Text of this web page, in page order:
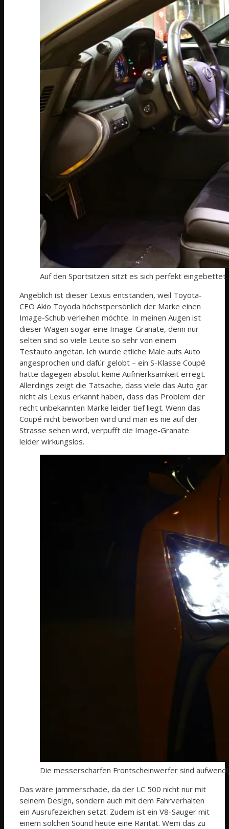
Auf den Sportsitzen sitzt es sich perfekt eingebettet.
Angeblich ist dieser Lexus entstanden, weil Toyota-
CEO Akio Toyoda höchstpersönlich der Marke einen
Image-Schub verleihen möchte. In meinen Augen ist
dieser Wagen sogar eine Image-Granate, denn nur
selten sind so viele Leute so sehr von einem
Testauto angetan. Ich wurde etliche Male aufs Auto
angesprochen und dafür gelobt – ein S-Klasse Coupé
hätte dagegen absolut keine Aufmerksamkeit erregt.
Allerdings zeigt die Tatsache, dass viele das Auto gar
nicht als Lexus erkannt haben, dass das Problem der
recht unbekannten Marke leider tief liegt. Wenn das
Coupé nicht beworben wird und man es nie auf der
Strasse sehen wird, verpufft die Image-Granate
leider wirkungslos.
Die messerscharfen Frontscheinwerfer sind
Das wäre jammerschade, da der LC 500 nicht nur mit
seinem Design, sondern auch mit dem Fahrverhalten
ein Ausrufezeichen setzt. Zudem ist ein V8-Sauger mit
einem solchen Sound heute eine Rarität. Wem das zu